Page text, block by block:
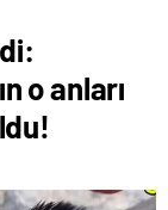
o anları